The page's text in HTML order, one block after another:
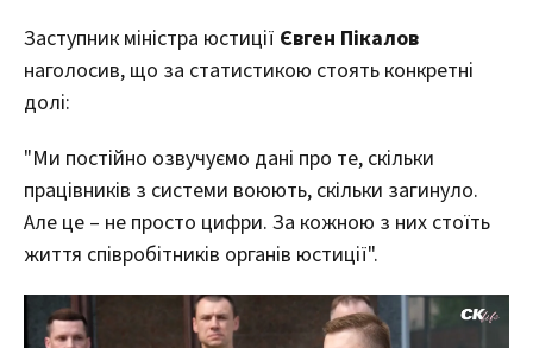
Заступник міністра юстиції Євген Пікалов
наголосив, що за статистикою стоять конкретні
долі:
"Ми постійно озвучуємо дані про те, скільки
працівників з системи воюють, скільки загинуло.
Але це – не просто цифри. За кожною з них стоїть
життя співробітників органів юстиції".